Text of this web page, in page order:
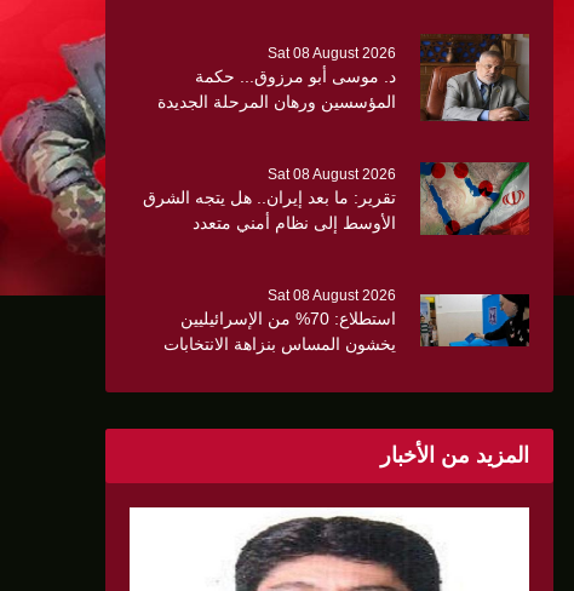
من الثلث
Sat 08 August 2026
د. موسى أبو مرزوق... حكمة
المؤسسين ورهان المرحلة الجديدة
Sat 08 August 2026
تقرير: ما بعد إيران.. هل يتجه الشرق
الأوسط إلى نظام أمني متعدد
Sat 08 August 2026
استطلاع: 70% من الإسرائيليين
يخشون المساس بنزاهة الانتخابات
والانقسام السياسي
المزيد من الأخبار